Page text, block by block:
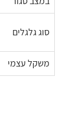
סוג גלגלים
משקל עצמי